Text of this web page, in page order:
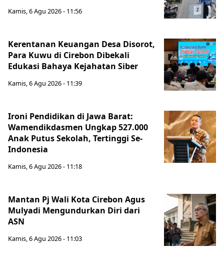
Kamis, 6 Agu 2026 - 11:56
Kerentanan Keuangan Desa Disorot,
Para Kuwu di Cirebon Dibekali
Edukasi Bahaya Kejahatan Siber
Kamis, 6 Agu 2026 - 11:39
Ironi Pendidikan di Jawa Barat:
Wamendikdasmen Ungkap 527.000
Anak Putus Sekolah, Tertinggi Se-
Indonesia
Kamis, 6 Agu 2026 - 11:18
Mantan Pj Wali Kota Cirebon Agus
Mulyadi Mengundurkan Diri dari
ASN
Kamis, 6 Agu 2026 - 11:03